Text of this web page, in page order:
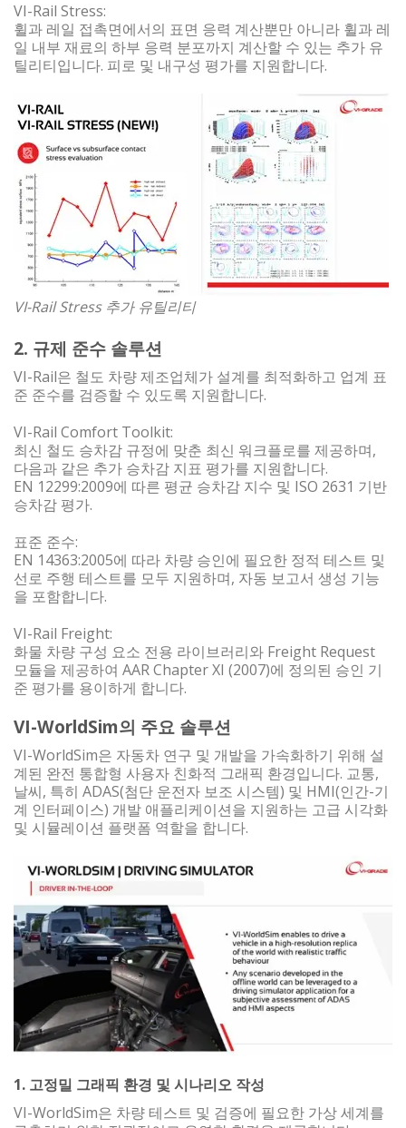
VI-Rail Stress:
휠과 레일 접촉면에서의 표면 응력 계산뿐만 아니라 휠과 레
일 내부 재료의 하부 응력 분포까지 계산할 수 있는 추가 유
틸리티입니다. 피로 및 내구성 평가를 지원합니다.
VI-Rail Stress 추가 유틸리티
2. 규제 준수 솔루션
VI-Rail은 철도 차량 제조업체가 설계를 최적화하고 업계 표
준 준수를 검증할 수 있도록 지원합니다.
VI-Rail Comfort Toolkit:
최신 철도 승차감 규정에 맞춘 최신 워크플로를 제공하며,
다음과 같은 추가 승차감 지표 평가를 지원합니다.
EN 12299:2009에 따른 평균 승차감 지수 및 ISO 2631 기반
승차감 평가.
표준 준수:
EN 14363:2005에 따라 차량 승인에 필요한 정적 테스트 및
선로 주행 테스트를 모두 지원하며, 자동 보고서 생성 기능
을 포함합니다.
VI-Rail Freight:
화물 차량 구성 요소 전용 라이브러리와 Freight Request
모듈을 제공하여 AAR Chapter XI (2007)에 정의된 승인 기
준 평가를 용이하게 합니다.
VI-WorldSim의 주요 솔루션
VI-WorldSim은 자동차 연구 및 개발을 가속화하기 위해 설
계된 완전 통합형 사용자 친화적 그래픽 환경입니다. 교통,
날씨, 특히 ADAS(첨단 운전자 보조 시스템) 및 HMI(인간-기
계 인터페이스) 개발 애플리케이션을 지원하는 고급 시각화
및 시뮬레이션 플랫폼 역할을 합니다.
1. 고정밀 그래픽 환경 및 시나리오 작성
VI-WorldSim은 차량 테스트 및 검증에 필요한 가상 세계를